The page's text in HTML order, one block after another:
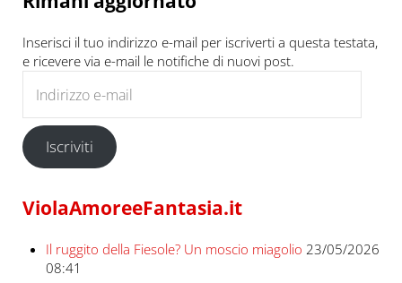
Inserisci il tuo indirizzo e-mail per iscriverti a questa testata,
e ricevere via e-mail le notifiche di nuovi post.
Iscriviti
ViolaAmoreeFantasia.it
Il ruggito della Fiesole? Un moscio miagolio 23/05/2026
08:41